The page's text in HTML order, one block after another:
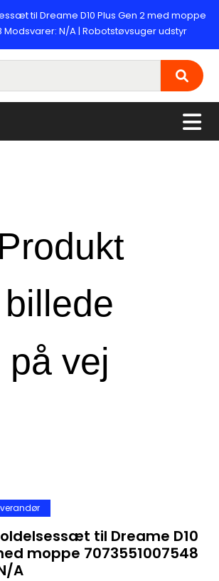
til Dreame D10 Plus Gen 2 med moppe
Modsvarer: N/A | Robotstøvsuger udstyr
til Dreame D10
moppe 7073551007548
A